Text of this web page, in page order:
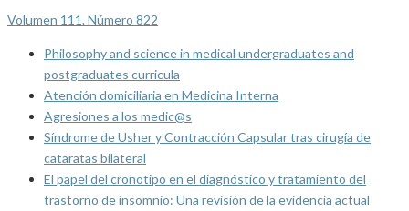
Volumen 111. Número 822
Philosophy and science in medical undergraduates and
postgraduates curricula
Atención domiciliaria en Medicina Interna
Agresiones a los medic@s
Síndrome de Usher y Contracción Capsular tras cirugía de
cataratas bilateral
El papel del cronotipo en el diagnóstico y tratamiento del
trastorno de insomnio: Una revisión de la evidencia actual